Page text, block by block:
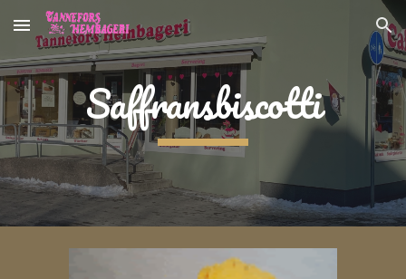
Skip to main content Skip to navigation
Saffransbiscotti